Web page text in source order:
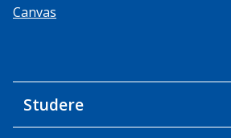
Canvas
Studere